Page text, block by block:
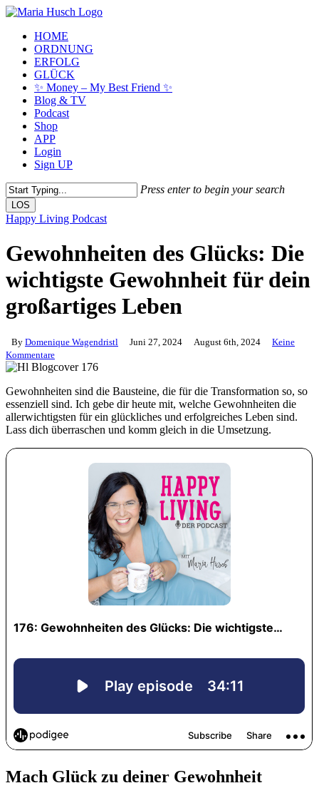
Skip
main
content
Menu
HOME
ORDNUNG
ERFOLG
GLÜCK
✨ Money – My Best Friend ✨
Blog & TV
Podcast
Shop
APP
Login
Sign UP
Press enter to begin your search
LOS
Close
Happy Living Podcast
Gewohnheiten des Glücks: Die
wichtigste Gewohnheit für dein
großartiges Leben
By Domenique Wagendristl Juni 27, 2024 August 6th, 2024
Keine
Kommentare
Gewohnheiten sind die Bausteine, die für die Transformation so, so
essenziell sind. Ich gebe dir heute mit, welche Gewohnheiten die
allerwichtigsten für ein glückliches und erfolgreiches Leben sind.
Lass dich überraschen und komm gleich in die Umsetzung.
Mach Glück zu deiner Gewohnheit